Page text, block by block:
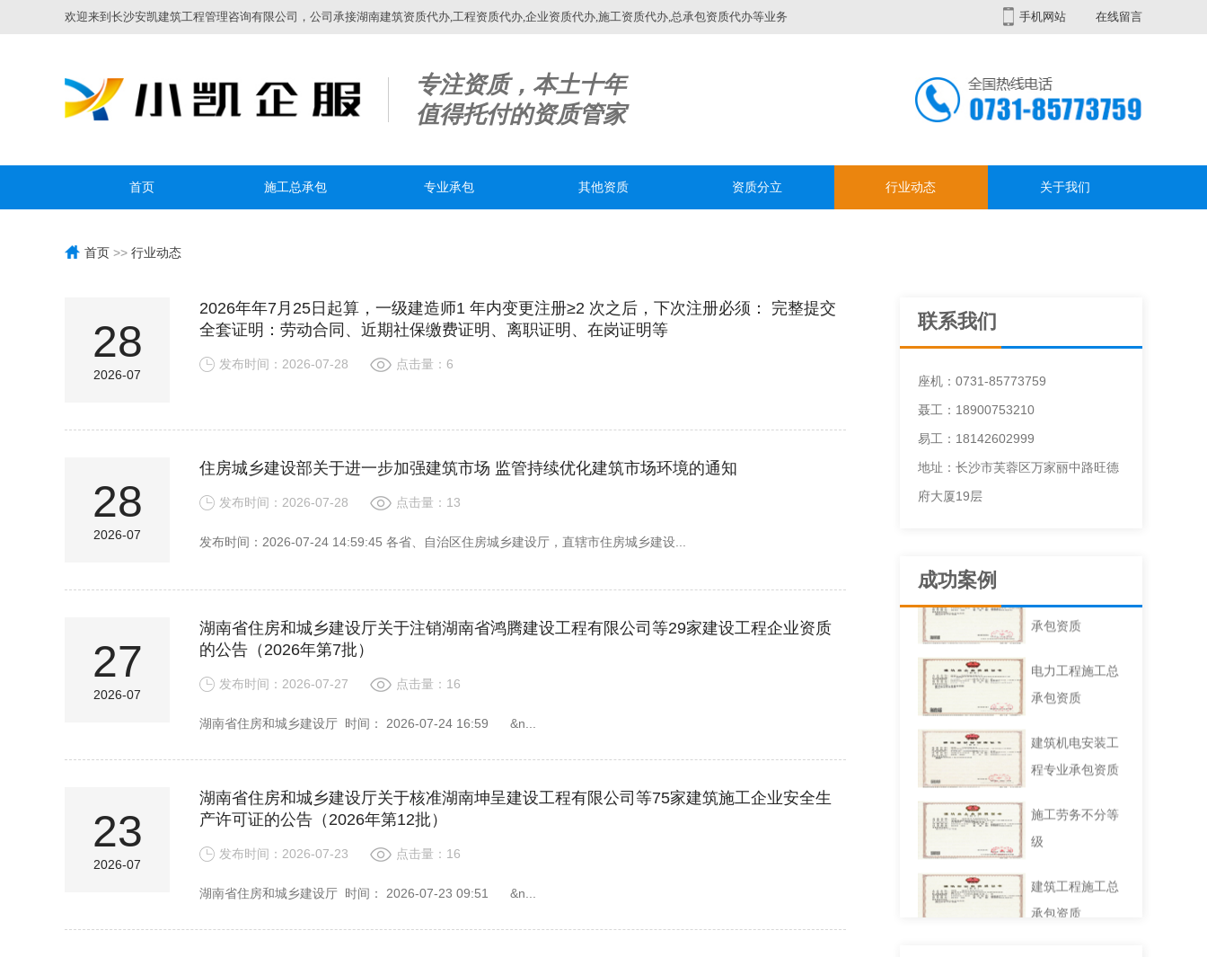
欢迎来到长沙安凯建筑工程管理咨询有限公司，公司承接湖南建筑资质代办,工程资质代办,企业资质代办,施工资质代办,总承包资质代办等业务 手机网站 在线留言
专注资质，本土十年
值得托付的资质管家
首页 施工总承包 专业承包 其他资质 资质分立 行业动态 关于我们
首页 >> 行业动态
28
2026-07
2026年年7月25日起算，一级建造师1 年内变更注册≥2 次之后，下次注册必须： 完整提交
全套证明：劳动合同、近期社保缴费证明、离职证明、在岗证明等
发布时间：2026-07-28 点击量：6
28
2026-07
住房城乡建设部关于进一步加强建筑市场 监管持续优化建筑市场环境的通知
发布时间：2026-07-28 点击量：13
发布时间：2026-07-24 14:59:45 各省、自治区住房城乡建设厅，直辖市住房城乡建设...
27
2026-07
湖南省住房和城乡建设厅关于注销湖南省鸿腾建设工程有限公司等29家建设工程企业资质
的公告（2026年第7批）
发布时间：2026-07-27 点击量：16
湖南省住房和城乡建设厅 时间： 2026-07-24 16:59 &n...
23
2026-07
湖南省住房和城乡建设厅关于核准湖南坤呈建设工程有限公司等75家建筑施工企业安全生
产许可证的公告（2026年第12批）
发布时间：2026-07-23 点击量：16
湖南省住房和城乡建设厅 时间： 2026-07-23 09:51 &n...
联系我们
座机：0731-85773759
聂工：18900753210
易工：18142602999
地址：长沙市芙蓉区万家丽中路旺德
府大厦19层
成功案例
承包资质
电力工程施工总
承包资质
建筑机电安装工
程专业承包资质
施工劳务不分等
级
建筑工程施工总
承包资质